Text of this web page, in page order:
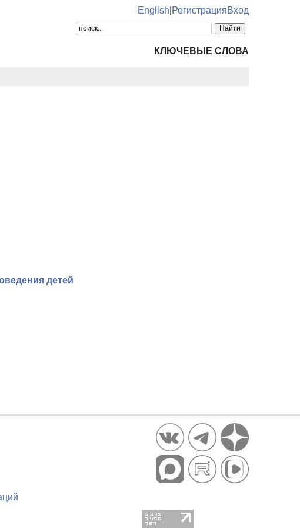
English РегистрацияВход
КЛЮЧЕВЫЕ СЛОВА
детей